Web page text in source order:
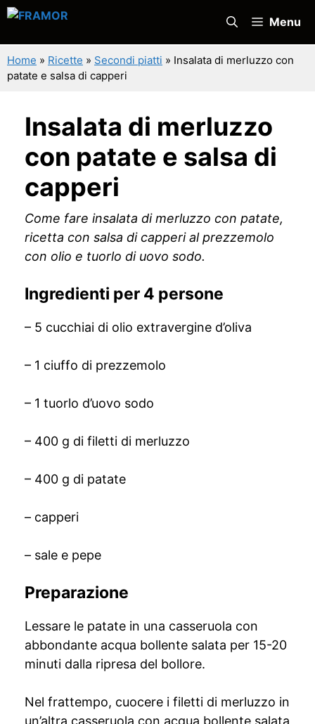
Vai
contenuto
Menu
Home » Ricette » Secondi piatti » Insalata di merluzzo con
patate e salsa di capperi
Insalata di merluzzo
con patate e salsa di
capperi
Come fare insalata di merluzzo con patate,
ricetta con salsa di capperi al prezzemolo
con olio e tuorlo di uovo sodo.
Ingredienti per 4 persone
– 5 cucchiai di olio extravergine d’oliva
– 1 ciuffo di prezzemolo
– 1 tuorlo d’uovo sodo
– 400 g di filetti di merluzzo
– 400 g di patate
– capperi
– sale e pepe
Preparazione
Lessare le patate in una casseruola con
abbondante acqua bollente salata per 15-20
minuti dalla ripresa del bollore.
Nel frattempo, cuocere i filetti di merluzzo in
un’altra casseruola con acqua bollente salata